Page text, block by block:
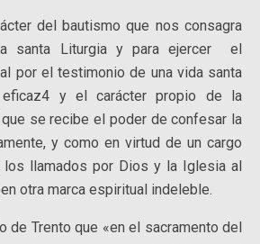
del bautismo que nos consagra
santa Liturgia y para ejercer el
por el testimonio de una vida santa
y el carácter propio de la
se recibe el poder de confesar la
y como en virtud de un cargo
los llamados por Dios y la Iglesia al
otra marca espiritual indeleble.
de Trento que «en el sacramento del